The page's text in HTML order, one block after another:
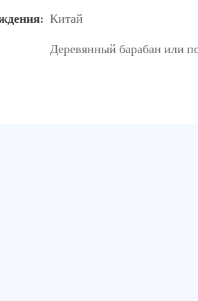
Китай
Деревянный барабан или